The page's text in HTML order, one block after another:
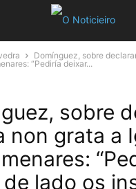
Domínguez, sobre
“Pediría deixar...
sobre
non grata a
lado os